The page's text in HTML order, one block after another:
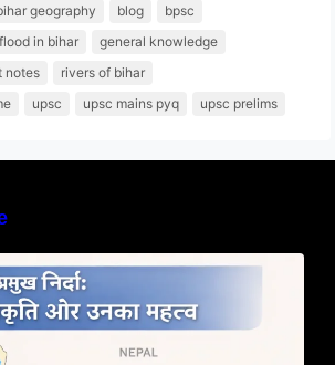
geography blog
bpsc
flood in bihar
general knowledge
notes
rivers of bihar
upsc upsc mains pyq upsc prelims
की नदियों का विस्तृत अध्ययन | Geography of
in Bihar